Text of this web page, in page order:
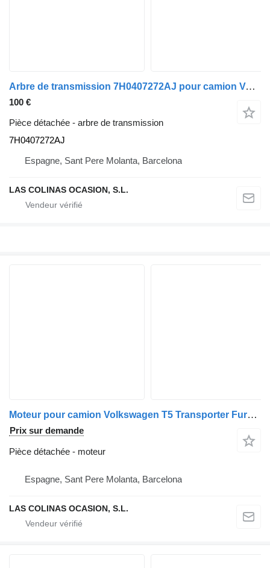
Arbre de transmission 7H0407272AJ pour camion Volkswagen T5 Transporter Furgón/Combi (7H)(04.2003->)
100 €
Pièce détachée - arbre de transmission
7H0407272AJ
Espagne, Sant Pere Molanta, Barcelona
LAS COLINAS OCASION, S.L.
Moteur pour camion Volkswagen T5 Transporter Furgón/Combi (7H)(04.2003->)
Prix sur demande
Pièce détachée - moteur
Espagne, Sant Pere Molanta, Barcelona
LAS COLINAS OCASION, S.L.